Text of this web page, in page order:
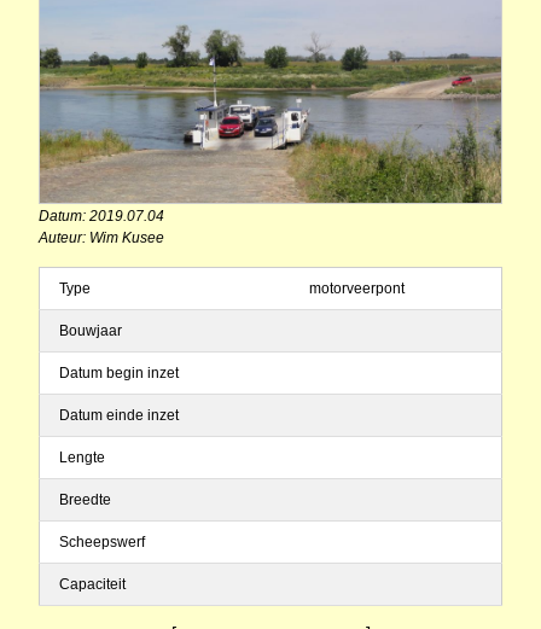
Datum: 2019.07.04
Auteur: Wim Kusee
Type motorveerpont
Bouwjaar
Datum begin inzet
Datum einde inzet
Lengte
Breedte
Scheepswerf
Capaciteit